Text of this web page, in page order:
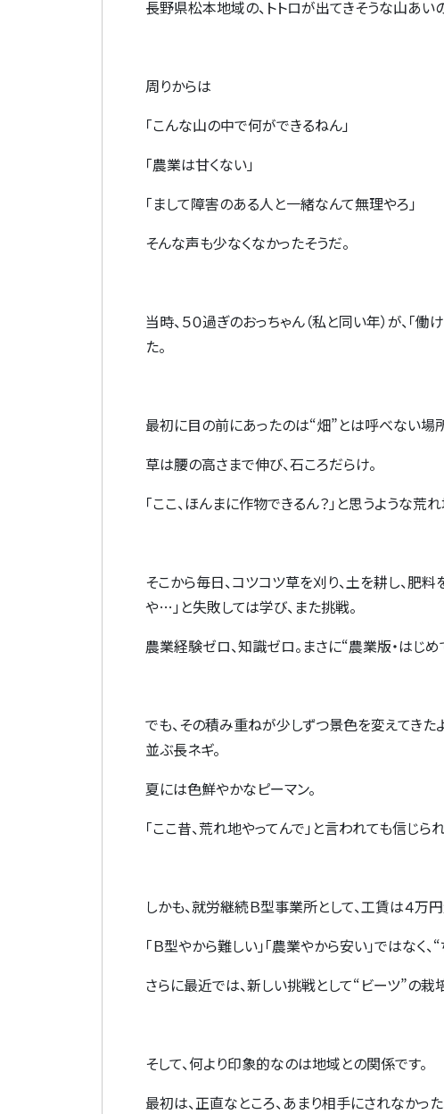
長野県松本地域の、トトロが出てきそうな山あい
周りからは
「こんな山の中で何ができるねん」
「農業は甘くない」
「まして障害のある人と一緒なんて無理やろ」
そんな声も少なくなかったそうだ。
当時、５０過ぎのおっちゃん（私と同い年）が、「
た。
最初に目の前にあったのは“畑”とは呼べない場
草は腰の高さまで伸び、石ころだらけ。
「ここ、ほんまに作物できるん？」と思うような荒
そこから毎日、コツコツ草を刈り、土を耕し、肥
や…」と失敗しては学び、また挑戦。
農業経験ゼロ、知識ゼロ。まさに“農業版・はじ
でも、その積み重ねが少しずつ景色を変えてきた
並ぶ長ネギ。
夏には色鮮やかなピーマン。
「ここ昔、荒れ地やってんで」と言われても信じら
しかも、就労継続Ｂ型事業所として、工賃は４万円
「Ｂ型やから難しい」「農業やから安い」ではなく、“
さらに最近では、新しい挑戦として“ビーツ”の栽
そして、何より印象的なのは地域との関係です。
最初は、正直なところ、あまり相手にされなかった